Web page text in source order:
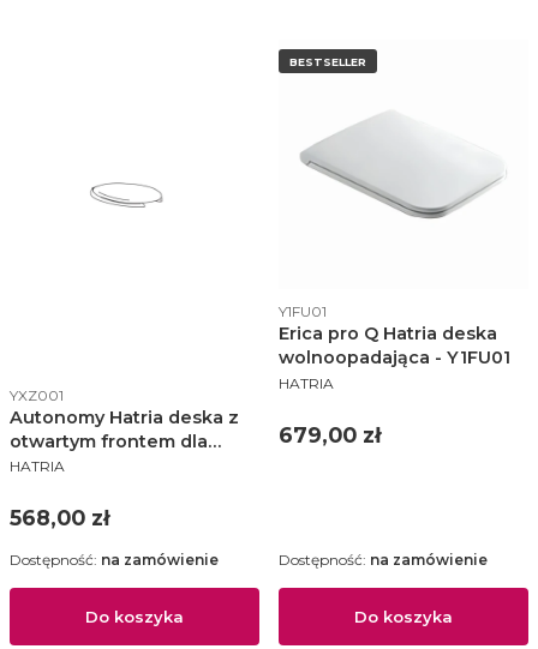
Kod produktu
YXZ001
Autonomy Hatria deska z
otwartym frontem dla
niepełnosprawnych -
PRODUCENT
HATRIA
Cena
568,00 zł
Do koszyka
Dostępność: na zamówienie
BESTSELLER
Kod produktu
Y1FU01
Erica pro Q Hatria deska
wolnoopadająca - Y1FU01
PRODUCENT
HATRIA
Cena
679,00 zł
Do koszyka
Dostępność: na zamówienie